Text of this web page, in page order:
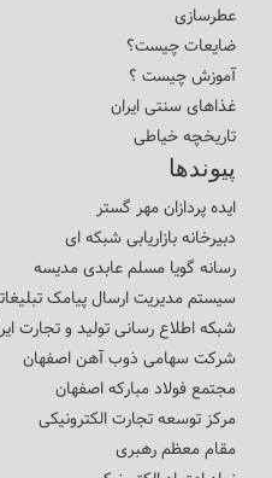
عطرسازی
ضایعات چیست؟
آموزش چیست ؟
غذاهای سنتی ایران
تاریخچه خیاطی
پیوندها
ایده پردازان مهر گستر
دبیرخانه بازاریابی شبکه ای
رسانه گویا مسلم عابدی مدیسه
سیستم مدیریت ارسال پیامک
شبکه اطلاع رسانی تولید و تجارت
شرکت سهامی ذوب آهن اصفهان
مجتمع فولاد مبارکه اصفهان
مرکز توسعه تجارت الکترونیکی
مقام معظم رهبری